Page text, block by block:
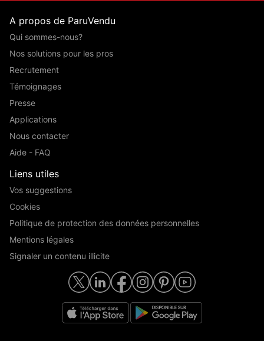
A propos de ParuVendu
Qui sommes-nous?
Nos solutions pour les pros
Recrutement
Témoignages
Presse
Applications
Nous contacter
Aide - FAQ
Liens utiles
Vos suggestions
Cookies
Politique de protection des données personnelles
Mentions légales
Signaler un contenu illicite